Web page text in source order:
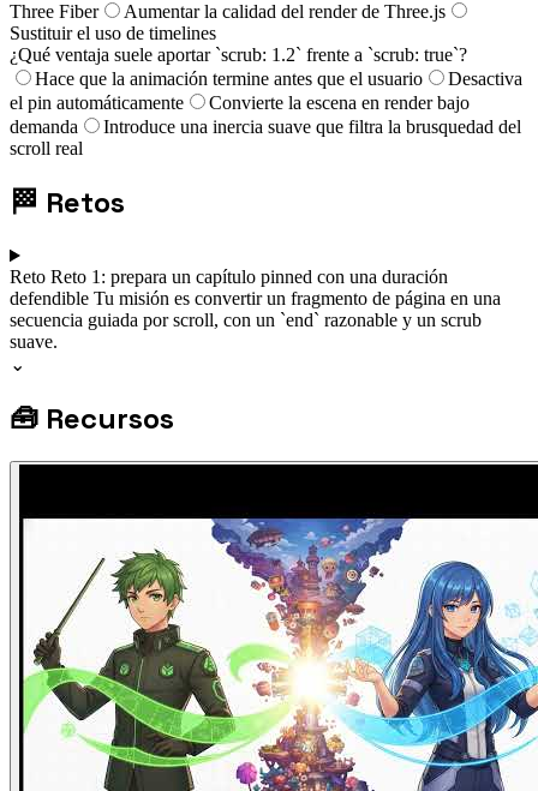
Three Fiber
Aumentar la calidad del render de Three.js
Sustituir el uso de timelines
¿Qué ventaja suele aportar `scrub: 1.2` frente a `scrub: true`?
Hace que la animación termine antes que el usuario
Desactiva
el pin automáticamente
Convierte la escena en render bajo
demanda
Introduce una inercia suave que filtra la brusquedad del
scroll real
🏁 Retos
Reto Reto 1: prepara un capítulo pinned con una duración
defendible Tu misión es convertir un fragmento de página en una
secuencia guiada por scroll, con un `end` razonable y un scrub
suave.
⌄
🧰 Recursos